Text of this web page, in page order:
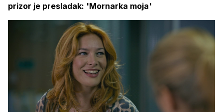
prizor je presladak: 'Mornarka moja'